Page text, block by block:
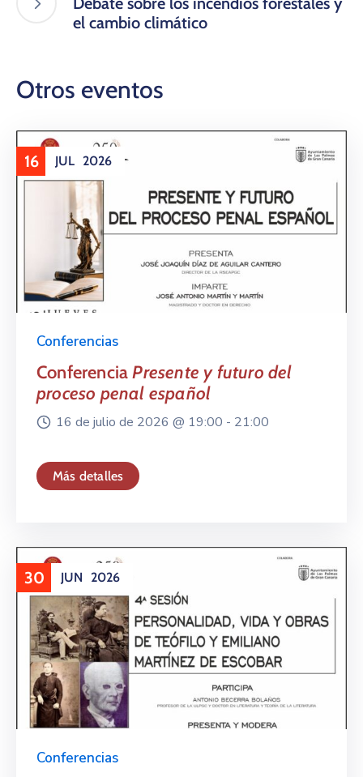
el cambio climático
Otros eventos
16 JUL 2026
Conferencias
ConferenciaPresente y futuro del
proceso penal español
16 de julio de 2026 @ 19:00 - 21:00
Más detalles
30 JUN 2026
Conferencias